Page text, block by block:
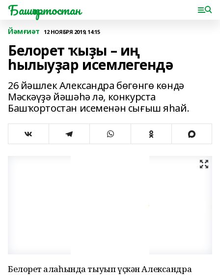
Башҡортостан
Йәмғиәт 12 НОЯБРЯ 2019, 14:15
Белорет ҡыҙы – иң
һылыуҙар исемлегендә
26 йәшлек Александра бөгөнгө көндә
Мәскәүҙә йәшәһә лә, конкурста
Башҡортостан исеменән сығыш яһай.
Белорет ҡалаһында тыуып үҫкән Александра